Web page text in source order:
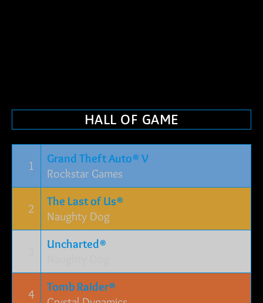
HALL OF GAME
1
Grand Theft Auto® V
Rockstar Games
2
The Last of Us®
Naughty Dog
Uncharted®
4
Tomb Raider®